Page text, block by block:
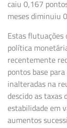
caiu 0,167
meses diminuiu
Estas
política
recentemente
pontos base
inalteradas na
descido as
estabilidade em
aumentos